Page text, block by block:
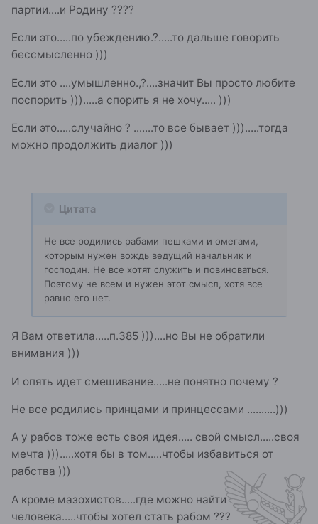
партии....и Родину ????
Если это.....по убеждению.?.....то дальше говорить
бессмысленно )))
Если это ....умышленно.,?....значит Вы просто любите
поспорить ))).....а спорить я не хочу..... )))
Если это.....случайно ? .......то все бывает ))).....тогда
можно продолжить диалог )))
Цитата
Не все родились рабами пешками и омегами,
которым нужен вождь ведущий начальник и
господин. Не все хотят служить и повиноваться.
Поэтому не всем и нужен этот смысл, хотя все
равно его нет.
Я Вам ответила.....п.385 )))....но Вы не обратили
внимания )))
И опять идет смешивание.....не понятно почему ?
Не все родились принцами и принцессами ..........)))
А у рабов тоже есть своя идея..... свой смысл.....своя
мечта ))).....хотя бы в том.....чтобы избавиться от
рабства )))
А кроме мазохистов.....где можно найти
человека.....чтобы хотел стать рабом ???